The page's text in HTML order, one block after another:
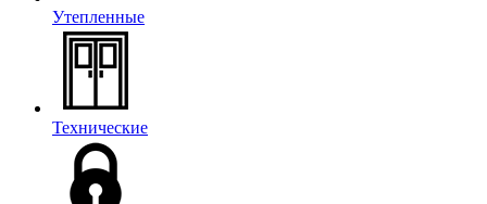
Утепленные
Технические